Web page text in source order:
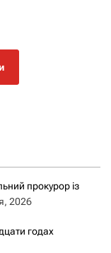
прокурор із
2026
годах